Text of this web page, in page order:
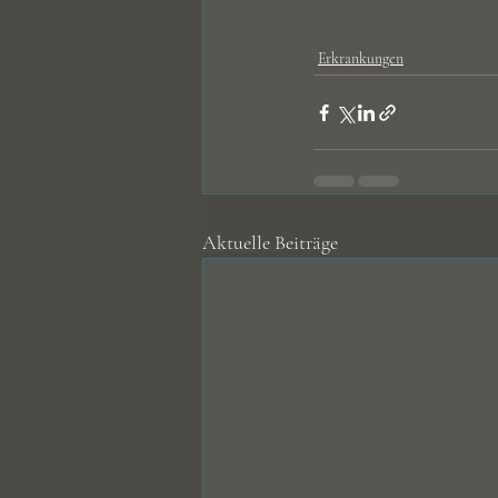
Erkrankungen
Aktuelle Beiträge